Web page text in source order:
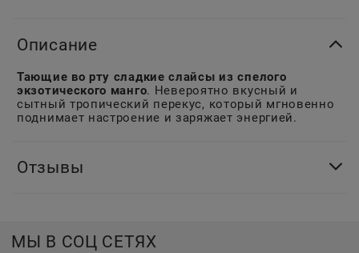
Описание
Тающие во рту сладкие слайсы из спелого
экзотического манго. Невероятно вкусный и
сытный тропический перекус, который мгновенно
поднимает настроение и заряжает энергией.
Отзывы
МЫ В СОЦ СЕТЯХ